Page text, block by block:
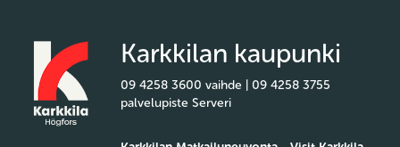
Karkkilan kaupunki
09 4258 3600 vaihde | 09 4258 3755
palvelupiste Serveri